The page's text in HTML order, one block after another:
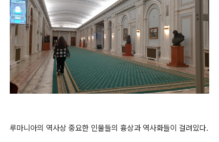
루마니아의 역사상 중요한 인물들의 흉상과 역사화들이 걸려있다.